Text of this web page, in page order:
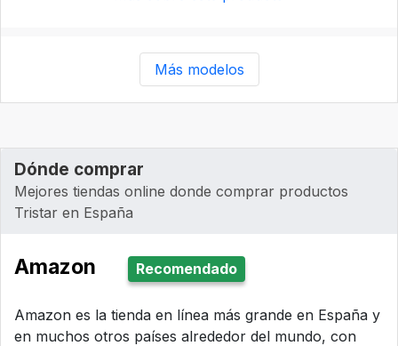
Más modelos
Dónde comprar
Mejores tiendas online donde comprar productos
Tristar en España
Amazon Recomendado
Amazon es la tienda en línea más grande en España y
en muchos otros países alrededor del mundo, con